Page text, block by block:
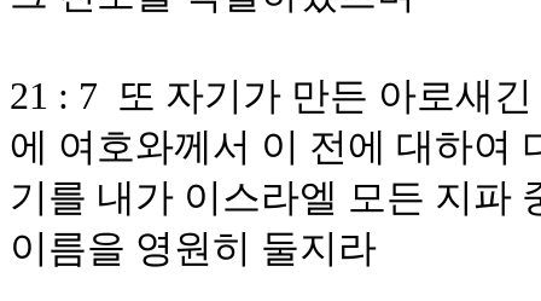
21 : 7 또 자기가 만든 아로새
에 여호와께서 이 전에 대하여
기를 내가 이스라엘 모든 지파
이름을 영원히 둘지라